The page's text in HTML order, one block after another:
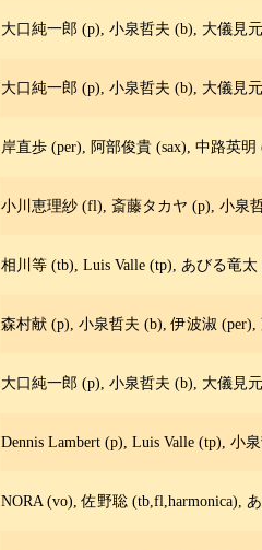
大口純一郎 (p), 小泉哲夫 (b), 大儀見
大口純一郎 (p), 小泉哲夫 (b), 大儀見
岸直歩 (per), 阿部俊貴 (sax), 中路英
小川恵理紗 (fl), 斎藤タカヤ (p), 小泉
相川等 (tb), Luis Valle (tp), あびる竜
森村献 (p), 小泉哲夫 (b), 伊波淑 (per),
大口純一郎 (p), 小泉哲夫 (b), 大儀見
Dennis Lambert (p), Luis Valle (tp), 小
NORA (vo), 佐野聡 (tb,fl,harmonica),